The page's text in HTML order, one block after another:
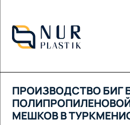
ПРОИЗВОДСТВО БИГ
МЕШКОВ В